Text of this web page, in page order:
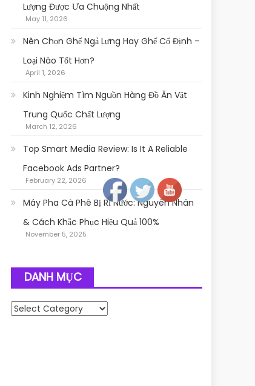
Lượng Được Ưa Chuộng Nhất
May 11, 2026
Nên Chọn Ghế Ngả Lưng Hay Ghế Cố Định –
Loại Nào Tốt Hơn?
April 1, 2026
Kinh Nghiệm Tìm Nguồn Hàng Đồ Ăn Vặt
Trung Quốc Chất Lượng
March 12, 2026
Top Smart Media Review: Is It A Reliable
Facebook Ads Partner?
February 22, 2026
Máy Pha Cà Phê Bị Rỉ Nước: Nguyên Nhân
& Cách Khắc Phục Hiệu Quả 100%
November 5, 2025
DANH MỤC
Danh mục